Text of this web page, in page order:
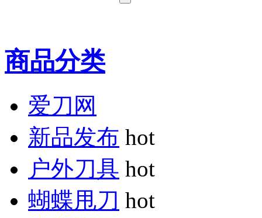
商品分类
爱刀网
新品发布 hot
户外刀具 hot
蝴蝶甩刀 hot